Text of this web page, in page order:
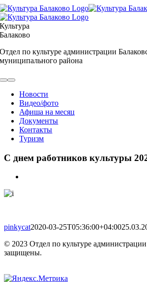
Skip
to
content
Культура
Балаково
Отдел по культуре администрации
муниципального района
Toggle
NavigationНовости
Видео/фото
Афиша на месяц
Документы
Контакты
Туризм
С днем работников культуры
pinkycat2020-03-25T05:36:00+04:00
© 2023 Отдел по культуре
защищены.